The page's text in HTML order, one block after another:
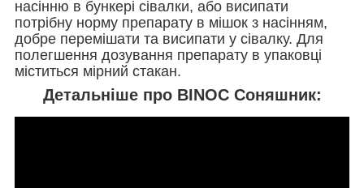
насінню в бункері сівалки, або висипати
потрібну норму препарату в мішок з насінням,
добре перемішати та висипати у сівалку. Для
полегшення дозування препарату в упаковці
міститься мірний стакан.
Детальніше про BINOC Соняшник: